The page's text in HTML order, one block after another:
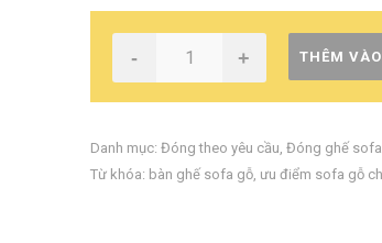
- + THÊM
Danh mục: Đóng theo yêu cầu, Đóng ghế
Từ khóa: bàn ghế sofa gỗ, ưu điểm sofa gỗ